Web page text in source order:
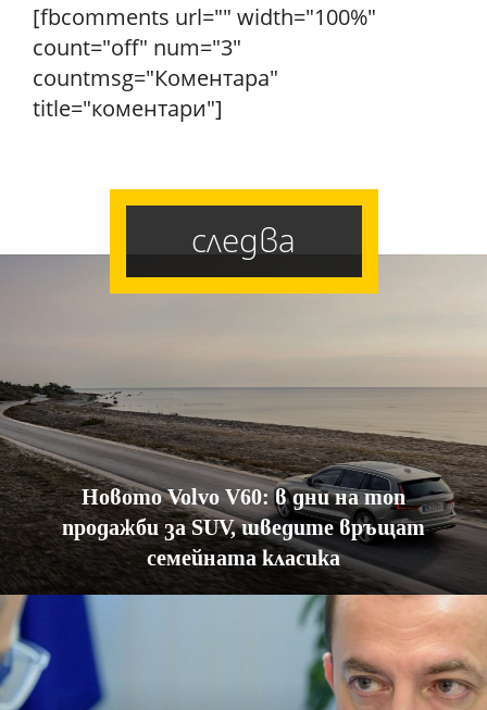
[fbcomments url="" width="100%"
count="off" num="3"
countmsg="Коментара"
title="коментари"]
следва
Новото Volvo V60: в дни на топ
продажби за SUV, шведите връщат
семейната класика